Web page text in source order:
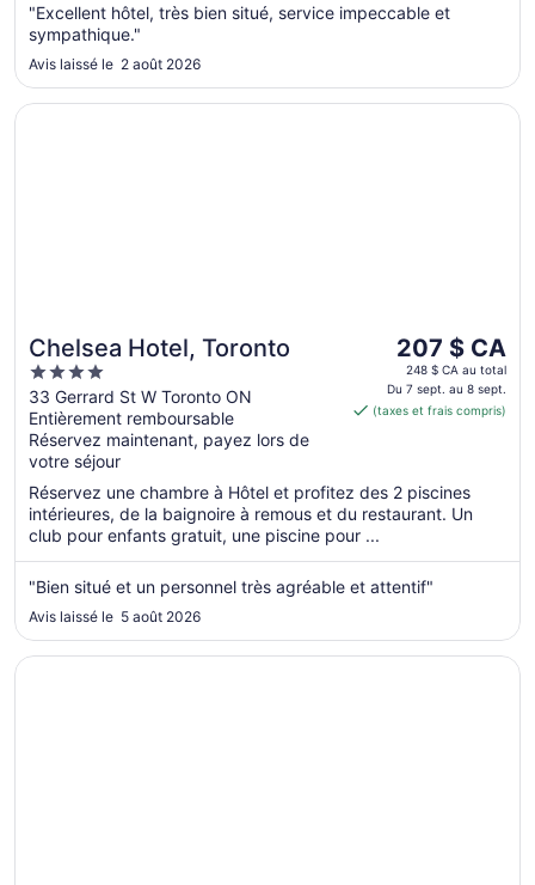
"Excellent hôtel, très bien situé, service impeccable et
sympathique."
Avis laissé le 2 août 2026
Chelsea Hotel, Toronto
4
out
of
5
33 Gerrard St W Toronto ON
Entièrement remboursable
Réservez maintenant, payez lors de
votre séjour
Le
prix
est
de 207 $ CA
du 7
sept.
sept.
207 $ CA
248 $ CA au total
Du 7 sept. au 8 sept.
(taxes et frais compris)
Réservez une chambre à Hôtel et profitez des 2 piscines
intérieures, de la baignoire à remous et du restaurant. Un
club pour enfants gratuit, une piscine pour ...
"Bien situé et un personnel très agréable et attentif"
Avis laissé le 5 août 2026
S’ouvre dans une nouvelle fenêtre
Chelsea Hotel, Toronto
S’ouvre dans une nouvelle fenêtre
Fairmont Royal York